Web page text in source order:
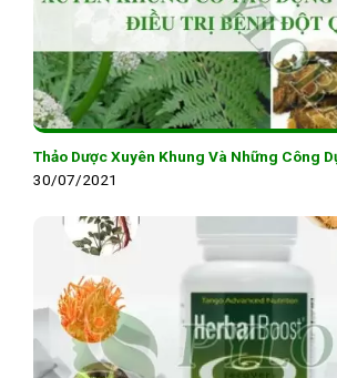
Thảo Dược Xuyên Khung Và Những Công
30/07/2021